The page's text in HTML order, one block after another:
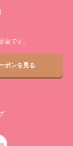
室です。
ポンを見る